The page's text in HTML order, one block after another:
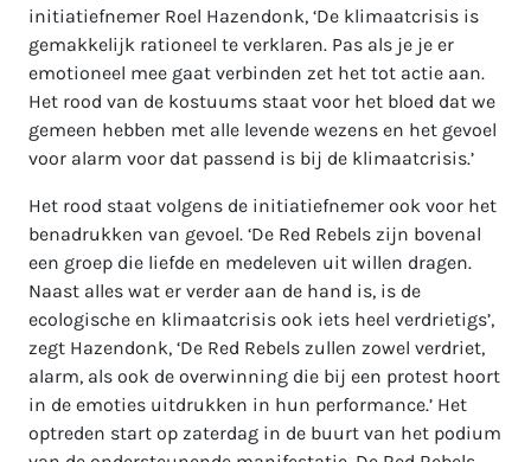
initiatiefnemer Roel Hazendonk, ‘De klimaatcrisis is
gemakkelijk rationeel te verklaren. Pas als je je er
emotioneel mee gaat verbinden zet het tot actie aan.
Het rood van de kostuums staat voor het bloed dat we
gemeen hebben met alle levende wezens en het gevoel
voor alarm voor dat passend is bij de klimaatcrisis.’
Het rood staat volgens de initiatiefnemer ook voor het
benadrukken van gevoel. ‘De Red Rebels zijn bovenal
een groep die liefde en medeleven uit willen dragen.
Naast alles wat er verder aan de hand is, is de
ecologische en klimaatcrisis ook iets heel verdrietigs’,
zegt Hazendonk, ‘De Red Rebels zullen zowel verdriet,
alarm, als ook de overwinning die bij een protest hoort
in de emoties uitdrukken in hun performance.’ Het
optreden start op zaterdag in de buurt van het podium